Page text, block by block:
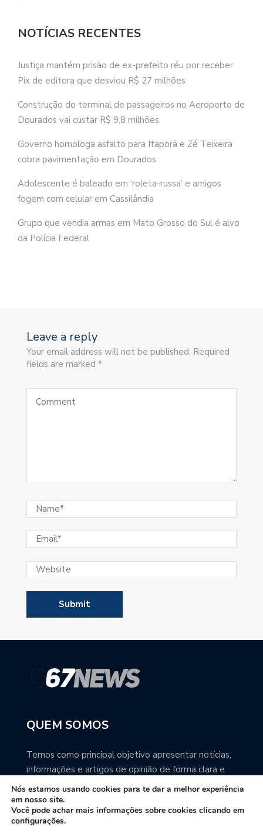
NOTÍCIAS RECENTES
Justiça mantém prisão de ex-prefeito réu por receber
Pix de editora que desviou R$ 27 milhões
Construção do terminal de passageiros no Aeroporto de
Dourados vai custar R$ 9,8 milhões
Governo homologa asfalto para Itaporã e Zé Teixeira
cobra pavimentação em Dourados
Adolescente é baleado em ‘roleta-russa’ e amigos
fogem com celular em Cassilândia
Grupo que vendia armas em Mato Grosso do Sul é alvo
da Polícia Federal
Leave a reply
Your email address will not be published. Required
fields are marked *
QUEM SOMOS
Temos como principal objetivo apresentar notícias,
informações e artigos de opinião de forma clara e
precisa. Você pode ter a total certeza que o
67NEWS é uma excelente fonte de informação
sobre Mato Grosso do Sul.
Nós estamos usando cookies para te dar a melhor experiência
em nosso site.
Você pode achar mais informações sobre cookies clicando em
configurações.